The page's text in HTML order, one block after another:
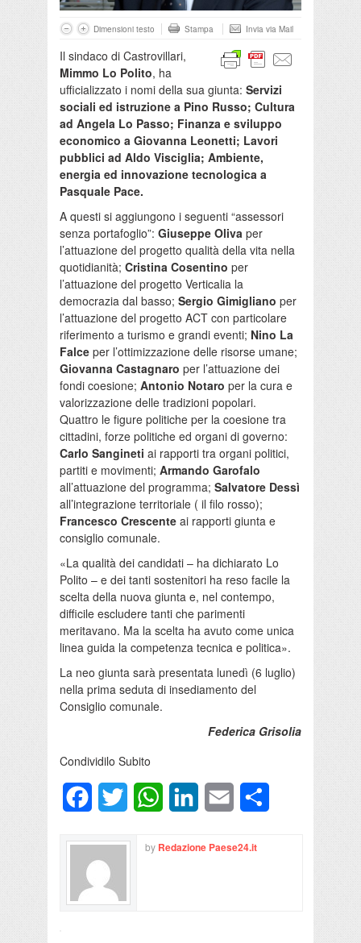
Dimensioni testo Stampa Invia via Mail
Il sindaco di Castrovillari,
Mimmo Lo Polito, ha
ufficializzato i nomi della sua giunta: Servizi
sociali ed istruzione a Pino Russo; Cultura
ad Angela Lo Passo; Finanza e sviluppo
economico a Giovanna Leonetti; Lavori
pubblici ad Aldo Visciglia; Ambiente,
energia ed innovazione tecnologica a
Pasquale Pace.
A questi si aggiungono i seguenti “assessori
senza portafoglio”: Giuseppe Oliva per
l’attuazione del progetto qualità della vita nella
quotidianità; Cristina Cosentino per
l’attuazione del progetto Verticalia la
democrazia dal basso; Sergio Gimigliano per
l’attuazione del progetto ACT con particolare
riferimento a turismo e grandi eventi; Nino La
Falce per l’ottimizzazione delle risorse umane;
Giovanna Castagnaro per l’attuazione dei
fondi coesione; Antonio Notaro per la cura e
valorizzazione delle tradizioni popolari.
Quattro le figure politiche per la coesione tra
cittadini, forze politiche ed organi di governo:
Carlo Sangineti ai rapporti tra organi politici,
partiti e movimenti; Armando Garofalo
all’attuazione del programma; Salvatore Dessì
all’integrazione territoriale ( il filo rosso);
Francesco Crescente ai rapporti giunta e
consiglio comunale.
«La qualità dei candidati – ha dichiarato Lo
Polito – e dei tanti sostenitori ha reso facile la
scelta della nuova giunta e, nel contempo,
difficile escludere tanti che parimenti
meritavano. Ma la scelta ha avuto come unica
linea guida la competenza tecnica e politica».
La neo giunta sarà presentata lunedì (6 luglio)
nella prima seduta di insediamento del
Consiglio comunale.
Federica Grisolia
Condividilo Subito
FacebookTwitter WhatsAppLinkedInEmail
by Redazione Paese24.it